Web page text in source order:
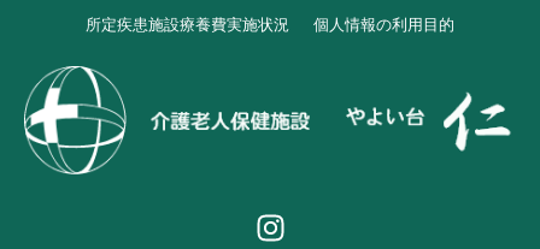
所定疾患施設療養費実施状況
個人情報の利用目的